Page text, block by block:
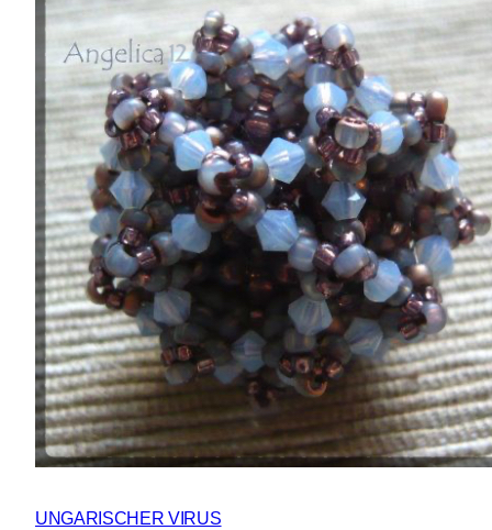
UNGARISCHER VIRUS